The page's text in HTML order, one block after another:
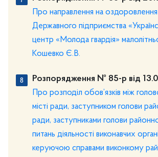
Про направлення на
Державного підприємства
центр «Молода гвардія»
Кошевко Є.В.
Розпорядження № 85-р від
Про розподіл обов’язків між
місті ради, заступником голови
ради, заступниками голови
питань діяльності виконавчих
керуючою справами виконкому